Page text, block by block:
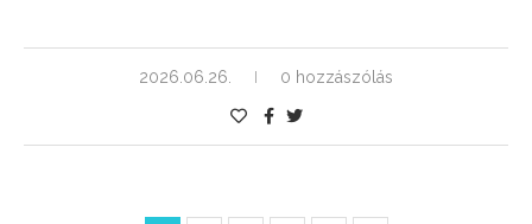
2026.06.26. 0 hozzászólás